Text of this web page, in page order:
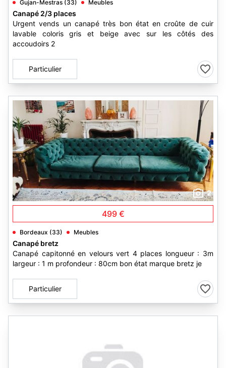
Gujan-Mestras (33) Meubles
Canapé 2/3 places
Urgent vends un canapé très bon état en croûte de cuir
lavable coloris gris et beige avec sur les côtés des
accoudoirs 2
Particulier
2
499 €
Bordeaux (33) Meubles
Canapé bretz
Canapé capitonné en velours vert 4 places longueur : 3m
largeur : 1 m profondeur : 80cm bon état marque bretz je
Particulier